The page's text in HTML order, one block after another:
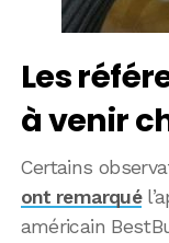
Les
à venir
Certains
ont remarqué
américain